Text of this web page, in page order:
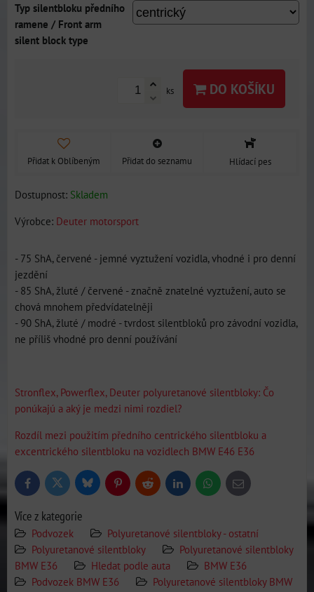
Typ silentbloku předního
ramene / Front arm
silent block type
ks DO KOŠÍKU
Přidat k Oblíbeným Přidat do seznamu Hlídací pes
Dostupnost: Skladem
Výrobce: Deuter motorsport
- 75 ShA, červené - jemné vyztužení vozidla, vhodné i pro denní
jezdění
- 85 ShA, žluté / červené - značně znatelné vyztužení, auto se
chová mnohem předvídatelněji
- 90 ShA, žluté / modré - tvrdost silentbloků pro závodní vozidla,
ne příliš vhodné pro denní používání
Stronflex, Powerflex, Deuter polyuretanové silentbloky: Čo
ponúkajú a aký je medzi nimi rozdiel?
Rozdíl mezi použitím předního centrického silentbloku a
excentrického silentbloku na vozidlech BMW E46 E36
FacebookTwitter BlueskyPinterestReddit LinkedInWhatsApp
E-
mail
Více z kategorie
Podvozek
Polyuretanové silentbloky - ostatní
Polyuretanové silentbloky
Polyuretanové silentbloky
BMW E36
Hledat podle auta
BMW E36
Podvozek BMW E36
Polyuretanové silentbloky BMW